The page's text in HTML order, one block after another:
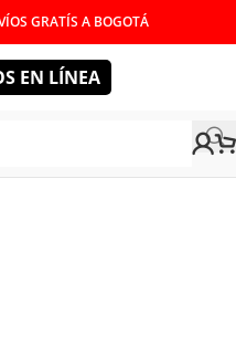
GRATÍS A BOGOTÁ
EN LÍNEA
NIVELES